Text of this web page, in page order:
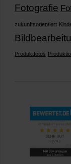
Fotografie
zukunftsorientiert
Produktfotos